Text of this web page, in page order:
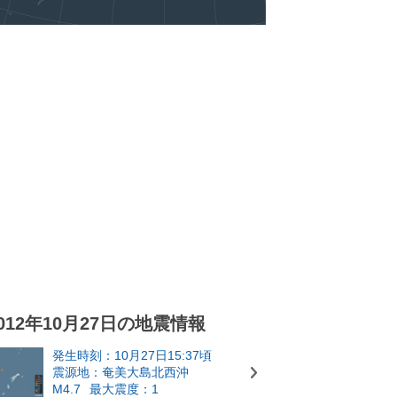
年10月27日の地震情報
発生時刻：10月27日15:37頃
震源地：奄美大島北西沖
M4.7
最大震度：1